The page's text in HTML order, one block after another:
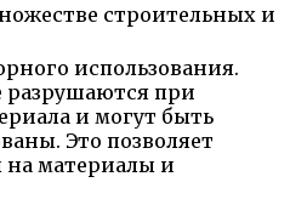
строительных и
использования.
разрушаются при
и могут быть
Это позволяет
на материалы и